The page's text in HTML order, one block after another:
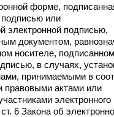
форме,
подписью или
электронной подписью,
документом,
носителе,
в случаях,
принимаемыми в
правовыми актами или
электронного
6 Закона об